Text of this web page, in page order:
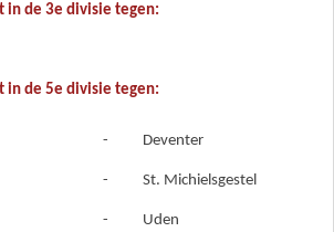
in de 3e divisie tegen:
in de 5e divisie tegen:
- Deventer
- St. Michielsgestel
- Uden